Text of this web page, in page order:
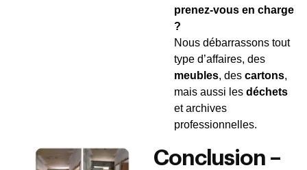
prenez-vous en charge
?
Nous débarrassons tout
type d’affaires, des
meubles, des cartons,
mais aussi les déchets
et archives
professionnelles.
Conclusion –